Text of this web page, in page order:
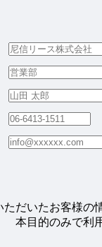
ただいたお客様の
本目的のみで利